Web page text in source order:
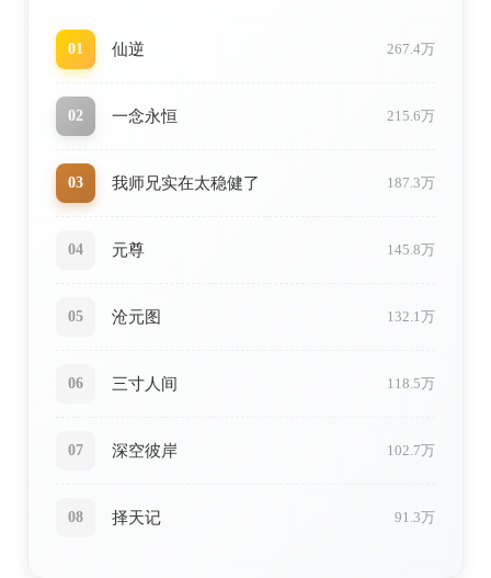
01 仙逆 267.4万
02 一念永恒 215.6万
03 我师兄实在太稳健了 187.3万
04 元尊 145.8万
05 沧元图 132.1万
06 三寸人间 118.5万
07 深空彼岸 102.7万
08 择天记 91.3万